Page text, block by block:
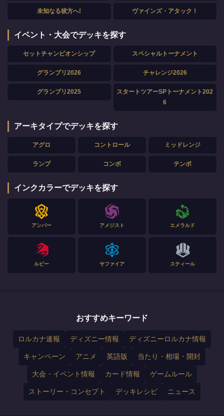
未知なる彼方へ! ヴァインズ・アタック！
イベント・大会でデッキを探す
セットチャンピオンシップ スペシャルトーナメント
グランプリ2026 チャレンジ2026
グランプリ2025
スタートツアーSPトーナメント202
6
アーキタイプでデッキを探す
アグロ コントロール ミッドレンジ
ランプ コンボ テンポ
インクカラーでデッキを探す
アンバー アメジスト エメラルド
ルビー サファイア スティール
おすすめキーワード
ロルカナ速報 ディズニー情報 ディズニーロルカナ情報
キャンペーン アニメ 英語版 当たり・相場・開封
大会・イベント情報 カード情報 ゲームルール
ストーリー・コンセプト デッキレシピ ニュース